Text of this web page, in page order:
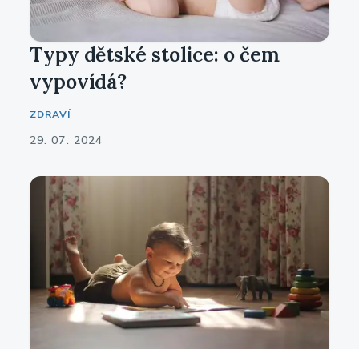
Typy dětské stolice: o čem
vypovídá?
ZDRAVÍ
29. 07. 2024